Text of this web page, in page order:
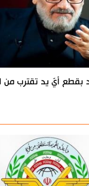
بقطع أيّ يد تقترب من